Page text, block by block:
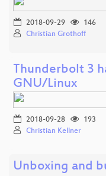
2018-09-29
146
Christian Grothoff
Thunderbolt 3
GNU/Linux
2018-09-28
193
Christian Kellner
Unboxing and